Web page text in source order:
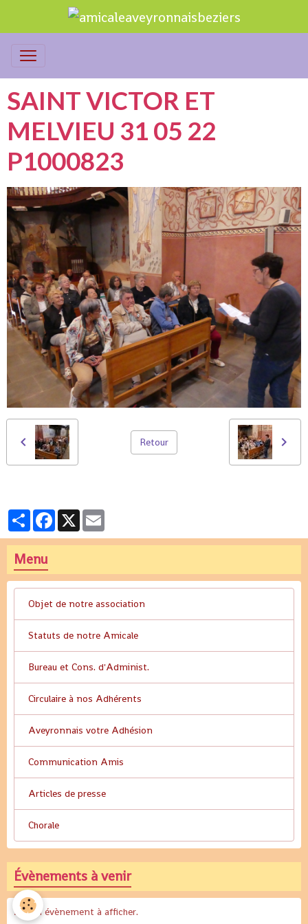
SAINT VICTOR ET
MELVIEU 31 05 22
P1000823
Retour
PartagerFacebook
X
Menu
Objet de notre association
Statuts de notre Amicale
Bureau et Cons. d'Administ.
Circulaire à nos Adhérents
Aveyronnais votre Adhésion
Communication Amis
Articles de presse
Chorale
Évènements à venir
Aucun évènement à afficher.